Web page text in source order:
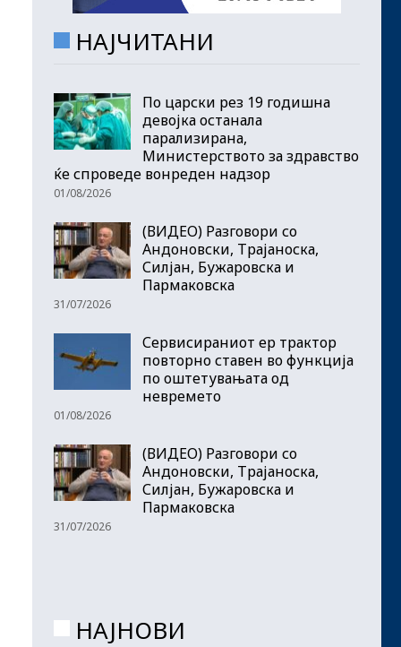
НАЈЧИТАНИ
По царски рез 19 годишна
девојка останала
парализирана,
Министерството за здравство
ќе спроведе вонреден надзор
01/08/2026
(ВИДЕО) Разговори со
Андоновски, Трајаноска,
Силјан, Бужаровска и
Пармаковска
31/07/2026
Сервисираниот ер трактор
повторно ставен во функција
по оштетувањата од
невремето
01/08/2026
(ВИДЕО) Разговори со
Андоновски, Трајаноска,
Силјан, Бужаровска и
Пармаковска
31/07/2026
НАЈНОВИ